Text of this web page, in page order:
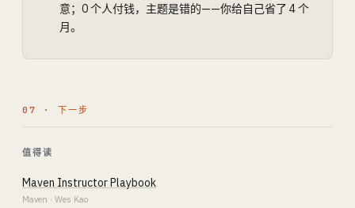
意；0 个人付钱，主题是错的——你给自己省了 4 个
月。
07 · 下一步
值得读
Maven Instructor Playbook
Maven · Wes Kao